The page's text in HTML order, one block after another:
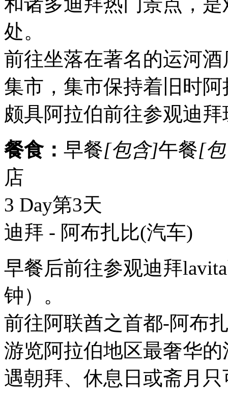
处。
前往坐落在著名的运河
集市，集市保持着旧时
颇具阿拉伯前往参观迪
餐食： 早餐[包含]午餐[
店
3 Day第3天
迪拜 - 阿布扎比(汽车)
早餐后前往参观迪拜
钟）。
前往阿联酋之首都-阿布
游览阿拉伯地区最奢华
遇朝拜、休息日或斋月